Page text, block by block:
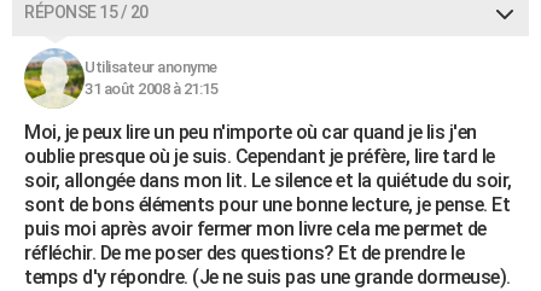
RÉPONSE 15 / 20
Utilisateur anonyme
31 août 2008 à 21:15
Moi, je peux lire un peu n'importe où car quand je lis j'en
oublie presque où je suis. Cependant je préfère, lire tard le
soir, allongée dans mon lit. Le silence et la quiétude du soir,
sont de bons éléments pour une bonne lecture, je pense. Et
puis moi après avoir fermer mon livre cela me permet de
réfléchir. De me poser des questions? Et de prendre le
temps d'y répondre. (Je ne suis pas une grande dormeuse).